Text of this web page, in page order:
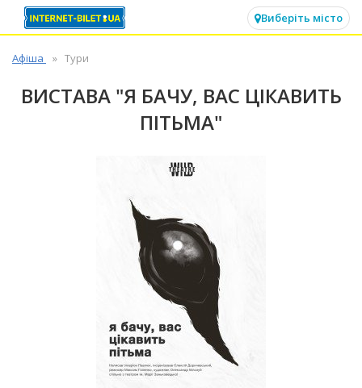
Виберіть місто
Афіша Тури
ВИСТАВА "Я БАЧУ, ВАС ЦІКАВИТЬ
ПІТЬМА"